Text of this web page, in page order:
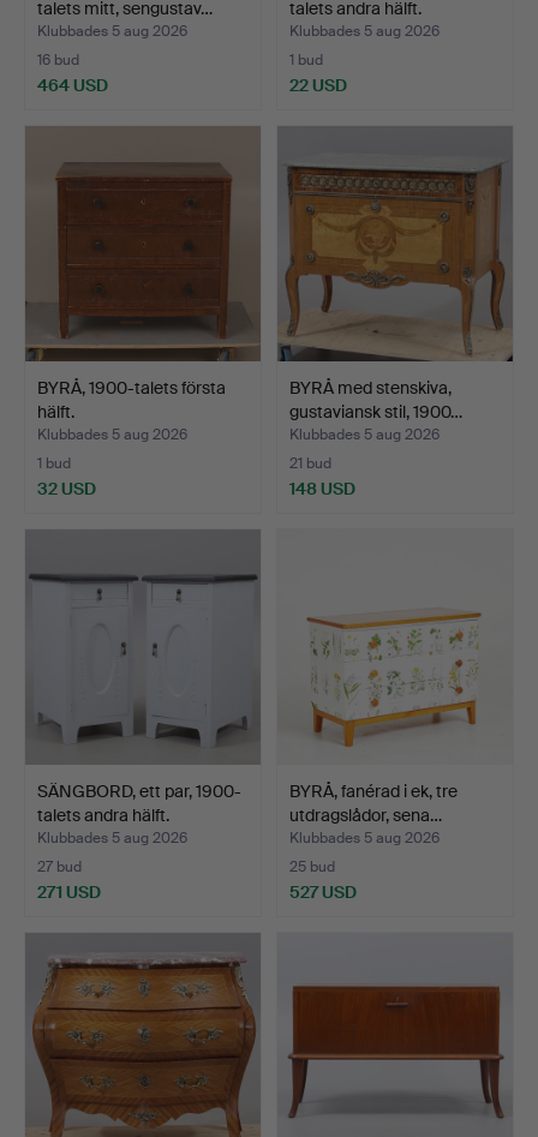
talets mitt, sengustav…
Klubbades 5 aug 2026
16 bud
464 USD
talets andra hälft.
Klubbades 5 aug 2026
1 bud
22 USD
BYRÅ, 1900-talets första
hälft.
Klubbades 5 aug 2026
1 bud
32 USD
BYRÅ med stenskiva,
gustaviansk stil, 1900…
Klubbades 5 aug 2026
21 bud
148 USD
SÄNGBORD, ett par, 1900-
talets andra hälft.
Klubbades 5 aug 2026
27 bud
271 USD
BYRÅ, fanérad i ek, tre
utdragslådor, sena…
Klubbades 5 aug 2026
25 bud
527 USD